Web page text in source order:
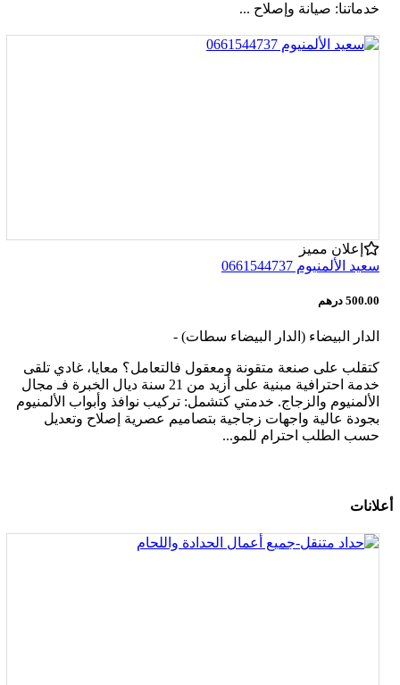
خدماتنا: صيانة وإصلاح ...
إعلان مميز
سعيد الألمنيوم 0661544737
500.00 درهم
الدار البيضاء (الدار البيضاء سطات) -
كتقلب على صنعة متقونة ومعقول فالتعامل؟ معايا، غادي تلقى
خدمة احترافية مبنية على أزيد من 21 سنة ديال الخبرة فـ مجال
الألمنيوم والزجاج. خدمتي كتشمل: تركيب نوافذ وأبواب الألمنيوم
بجودة عالية واجهات زجاجية بتصاميم عصرية إصلاح وتعديل
حسب الطلب احترام للمو...
أعلانات